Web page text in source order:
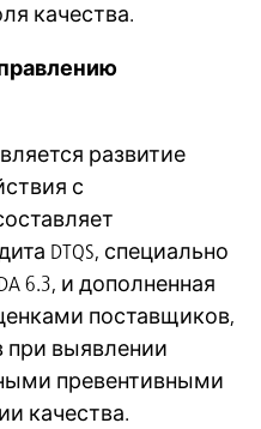
качества.
развитие
с
DTQS, специально
6.3, и дополненная
поставщиков,
при выявлении
превентивными
качества.